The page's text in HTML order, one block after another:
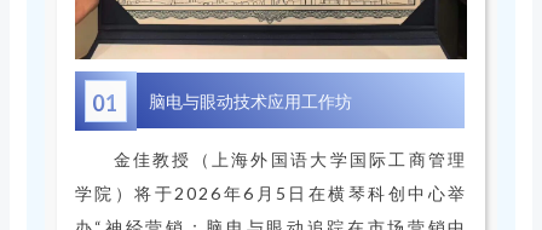
01 脑电与眼动技术应用工作坊
金佳教授（上海外国语大学国际工商管理
学院）将于2026年6月5日在横琴科创中心举